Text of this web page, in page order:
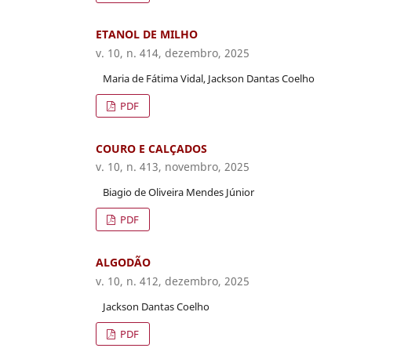
ETANOL DE MILHO
v. 10, n. 414, dezembro, 2025
Maria de Fátima Vidal, Jackson Dantas Coelho
PDF
COURO E CALÇADOS
v. 10, n. 413, novembro, 2025
Biagio de Oliveira Mendes Júnior
PDF
ALGODÃO
v. 10, n. 412, dezembro, 2025
Jackson Dantas Coelho
PDF